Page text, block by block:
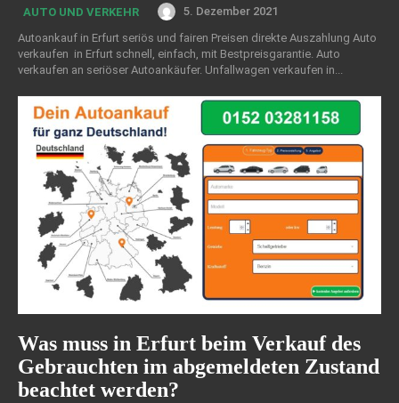
AUTO UND VERKEHR
5. Dezember 2021
Autoankauf in Erfurt seriös und fairen Preisen direkte Auszahlung Auto
verkaufen in Erfurt schnell, einfach, mit Bestpreisgarantie. Auto
verkaufen an seriöser Autoankäufer. Unfallwagen verkaufen in...
Was muss in Erfurt beim Verkauf des
Gebrauchten im abgemeldeten Zustand
beachtet werden?